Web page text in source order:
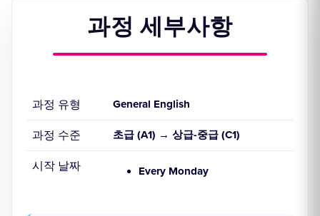
과정 세부사항
과정 유형 General English
과정 수준 초급 (A1) → 상급-중급 (C1)
시작 날짜 Every Monday